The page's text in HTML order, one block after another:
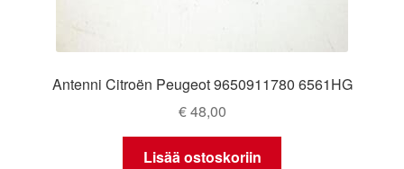
Antenni Citroën Peugeot 9650911780 6561HG
€48,00
Lisää ostoskoriin